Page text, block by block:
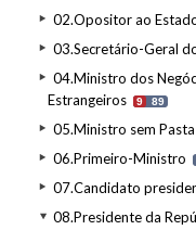
02.Opositor ao
03.Secretário-Geral
04.Ministro dos
Estrangeiros
9 89
05.Ministro sem Pasta
06.Primeiro-Ministro
07.Candidato
08.Presidente da